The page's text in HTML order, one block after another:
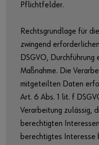
Pflichtfelder.
Rechtsgrundlage für
zwingend
DSGVO, Durchführung
Maßnahme. Die
mitgeteilten Daten
Art. 6 Abs. 1 lit. f
Verarbeitung zulässig,
berechtigten
berechtigtes Interesse